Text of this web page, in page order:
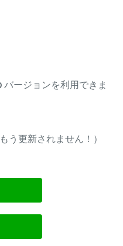
バージョンを利用できま
う更新されません！）